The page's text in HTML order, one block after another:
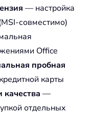
— настройка
совместимо)
Office
пробная
карты
—
отдельных